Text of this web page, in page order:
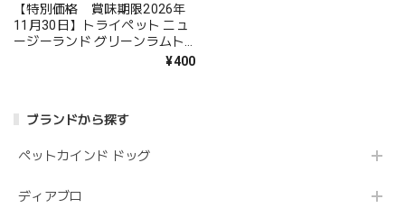
ブランドから探す
ペットカインド ドッグ
ディアブロ
【特別価格 賞味期限2026年
11月30日】トライペット ニュ
ージーランド グリーンラムト
¥400